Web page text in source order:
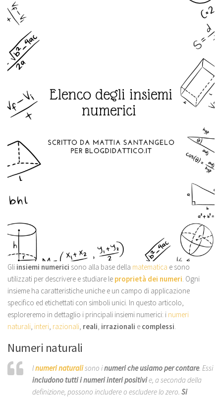
Gli insiemi numerici sono alla base della matematica e sono
utilizzati per descrivere e studiare le proprietà dei numeri . Ogni
insieme ha caratteristiche uniche e un campo di applicazione
specifico ed etichettati con simboli unici. In questo articolo,
esploreremo in dettaglio i principali insiemi numerici: i numeri
naturali interi razionali reali irrazionali e complessi
Numeri naturali
Inumeri naturalisono inumeri che usiamo per contare. Essi
includono tutti i numeri interi positivie, a seconda della
definizione, possono includere o escludere lo zero. Si